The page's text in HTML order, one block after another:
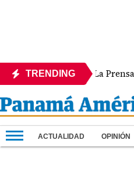
TRENDINGLa Prensa ha
ACTUALIDAD OPINIÓN